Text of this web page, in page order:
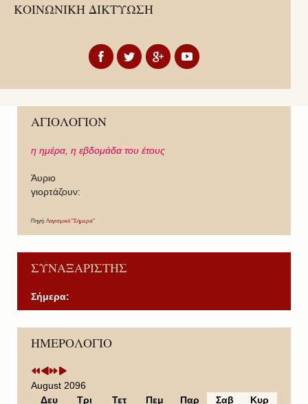
ΚΟΙΝΩΝΙΚΗ ΔΙΚΤΥΩΣΗ
ΑΓΙΟΛΟΓΙΟΝ
η ημέρα, η εβδομάδα του έτους
Άυριο
γιορτάζουν:
Πηγή: Λογισμικό "Σήμερα"
ΣΥΝΑΞΑΡΙΣΤΗΣ
Σήμερα:
ΗΜΕΡΟΛΟΓΙΟ
P
r
v
i
P
r
v
i
o
N
e
t
Y
e
N
e
t
M
August 2096
Δευ
Τρι Τετ Πεμ Παρ Σαβ Κυρ